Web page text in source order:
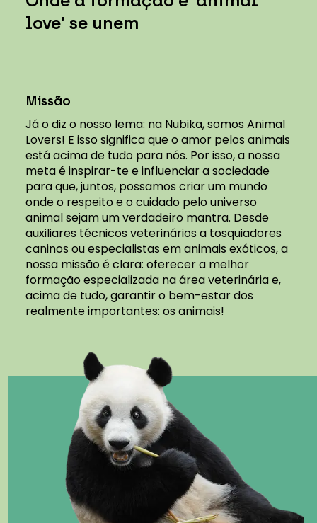
love’ se unem
Missão
Já o diz o nosso lema: na Nubika, somos Animal
Lovers! E isso significa que o amor pelos animais
está acima de tudo para nós. Por isso, a nossa
meta é inspirar-te e influenciar a sociedade
para que, juntos, possamos criar um mundo
onde o respeito e o cuidado pelo universo
animal sejam um verdadeiro mantra. Desde
auxiliares técnicos veterinários a tosquiadores
caninos ou especialistas em animais exóticos, a
nossa missão é clara: oferecer a melhor
formação especializada na área veterinária e,
acima de tudo, garantir o bem-estar dos
realmente importantes: os animais!